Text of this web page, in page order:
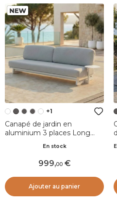
+1
Canapé de jardin en
aluminium 3 places Long
En stock
999,00
Ajouter au panier